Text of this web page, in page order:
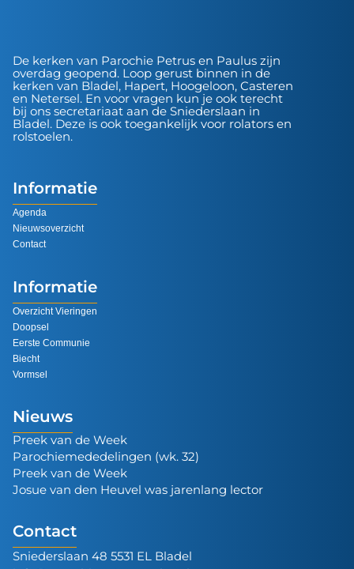
De kerken van Parochie Petrus en Paulus zijn
overdag geopend. Loop gerust binnen in de
kerken van Bladel, Hapert, Hoogeloon, Casteren
en Netersel. En voor vragen kun je ook terecht
bij ons secretariaat aan de Sniederslaan in
Bladel. Deze is ook toegankelijk voor rolators en
rolstoelen.
Informatie
Agenda
Nieuwsoverzicht
Contact
Informatie
Overzicht Vieringen
Doopsel
Eerste Communie
Biecht
Vormsel
Nieuws
Preek van de Week
Parochiemededelingen (wk. 32)
Preek van de Week
Josue van den Heuvel was jarenlang lector
Contact
Sniederslaan 48 5531 EL Bladel